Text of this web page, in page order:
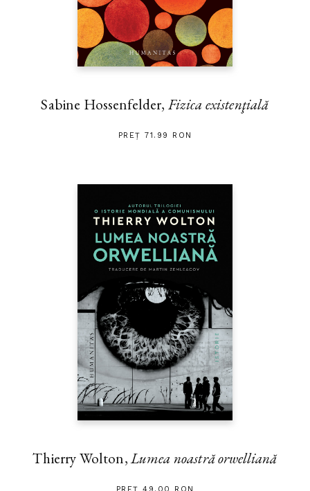
Sabine Hossenfelder, Fizica existenţială
PREȚ 71.99 RON
Thierry Wolton,Lumea noastră orwelliană